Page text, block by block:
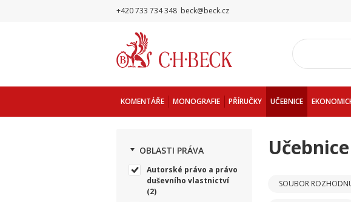
+420 733 734 348 beck@beck.cz
KOMENTÁŘE MONOGRAFIE PŘÍRUČKY UČEBNICE
OBLASTI PRÁVA
Autorské právo a právo
duševního vlastnictví
(2)
Učebnice
SOUBOR